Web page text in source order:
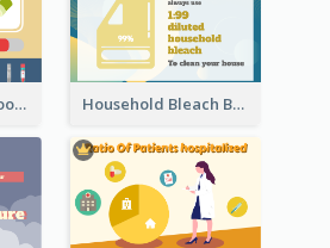
Bar Data About Blood Donation Household Bleach Bottle